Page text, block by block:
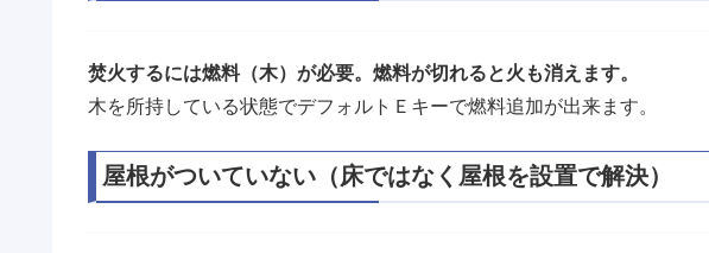
焚火するには燃料（木）が必要。燃料が切れると火も消えます。
木を所持している状態でデフォルトＥキーで燃料追加が出来ます。
屋根がついていない（床ではなく屋根を設置で解決）